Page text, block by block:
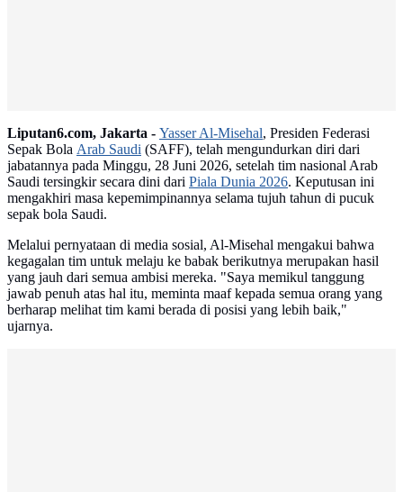
Liputan6.com, Jakarta - Yasser Al-Misehal, Presiden Federasi
Sepak Bola Arab Saudi (SAFF), telah mengundurkan diri dari
jabatannya pada Minggu, 28 Juni 2026, setelah tim nasional Arab
Saudi tersingkir secara dini dari Piala Dunia 2026. Keputusan ini
mengakhiri masa kepemimpinannya selama tujuh tahun di pucuk
sepak bola Saudi.
Melalui pernyataan di media sosial, Al-Misehal mengakui bahwa
kegagalan tim untuk melaju ke babak berikutnya merupakan hasil
yang jauh dari semua ambisi mereka. "Saya memikul tanggung
jawab penuh atas hal itu, meminta maaf kepada semua orang yang
berharap melihat tim kami berada di posisi yang lebih baik,"
ujarnya.